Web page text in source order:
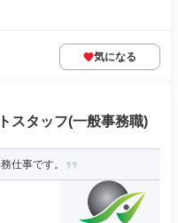
気になる
スタッフ(一般事務職)
仕事です。